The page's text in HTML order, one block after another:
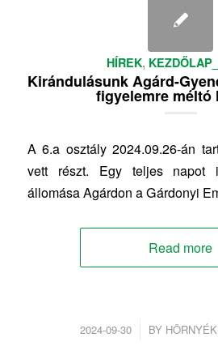
HÍREK,
Kirándulásunk Agárd-
figyelemre méltó
A 6.a osztály 2024.09.26-án
vett részt. Egy teljes napot
állomása Agárdon a Gárdonyi
Read more
2024-09-30
/ BY